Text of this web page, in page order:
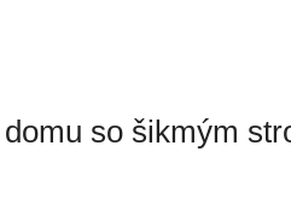
so šikmým